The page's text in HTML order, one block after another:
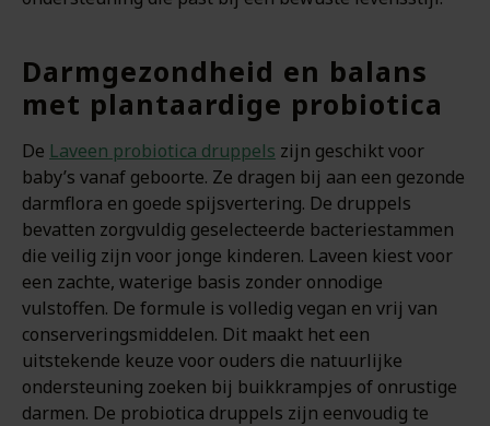
Darmgezondheid en balans
met plantaardige probiotica
De Laveen probiotica druppels zijn geschikt voor
baby’s vanaf geboorte. Ze dragen bij aan een gezonde
darmflora en goede spijsvertering. De druppels
bevatten zorgvuldig geselecteerde bacteriestammen
die veilig zijn voor jonge kinderen. Laveen kiest voor
een zachte, waterige basis zonder onnodige
vulstoffen. De formule is volledig vegan en vrij van
conserveringsmiddelen. Dit maakt het een
uitstekende keuze voor ouders die natuurlijke
ondersteuning zoeken bij buikkrampjes of onrustige
darmen. De probiotica druppels zijn eenvoudig te